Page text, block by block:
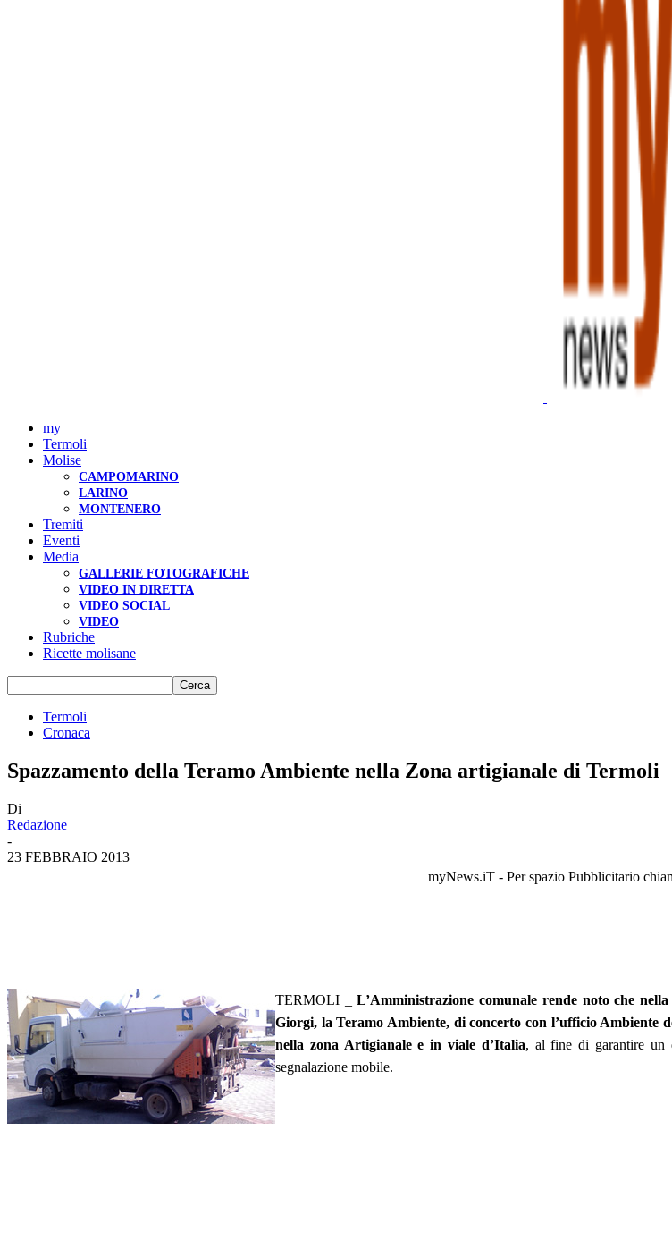
my
Termoli
Molise
CAMPOMARINO
LARINO
MONTENERO
Tremiti
Eventi
Media
GALLERIE FOTOGRAFICHE
VIDEO IN DIRETTA
VIDEO SOCIAL
VIDEO
Rubriche
Ricette molisane
Termoli
Cronaca
Spazzamento della Teramo Ambiente nella Zona artigianale di Termoli
Di
Redazione
-
23 FEBBRAIO 2013
myNews.iT - Per spazio Pubblicitario
TERMOLI _L’Amministrazione comunale rende noto che
Giorgi, la Teramo Ambiente, di concerto con l’ufficio Ambiente
nella zona Artigianale e in viale d’Italia, al fine di garantire un
segnalazione mobile.